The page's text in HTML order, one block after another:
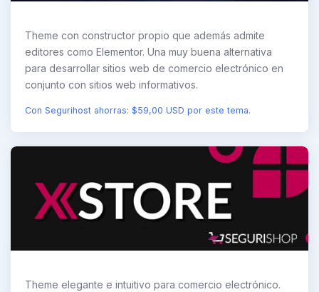
Theme con constructor propio que además admite
editores como Elementor. Una muy buena alternativa
para desarrollar sitios web de comercio electrónico en
conjunto con sitios web informativos.
Con Segurihost ahorras: $59,00 USD por este tema.
Theme elegante e intuitivo para comercio electrónico.